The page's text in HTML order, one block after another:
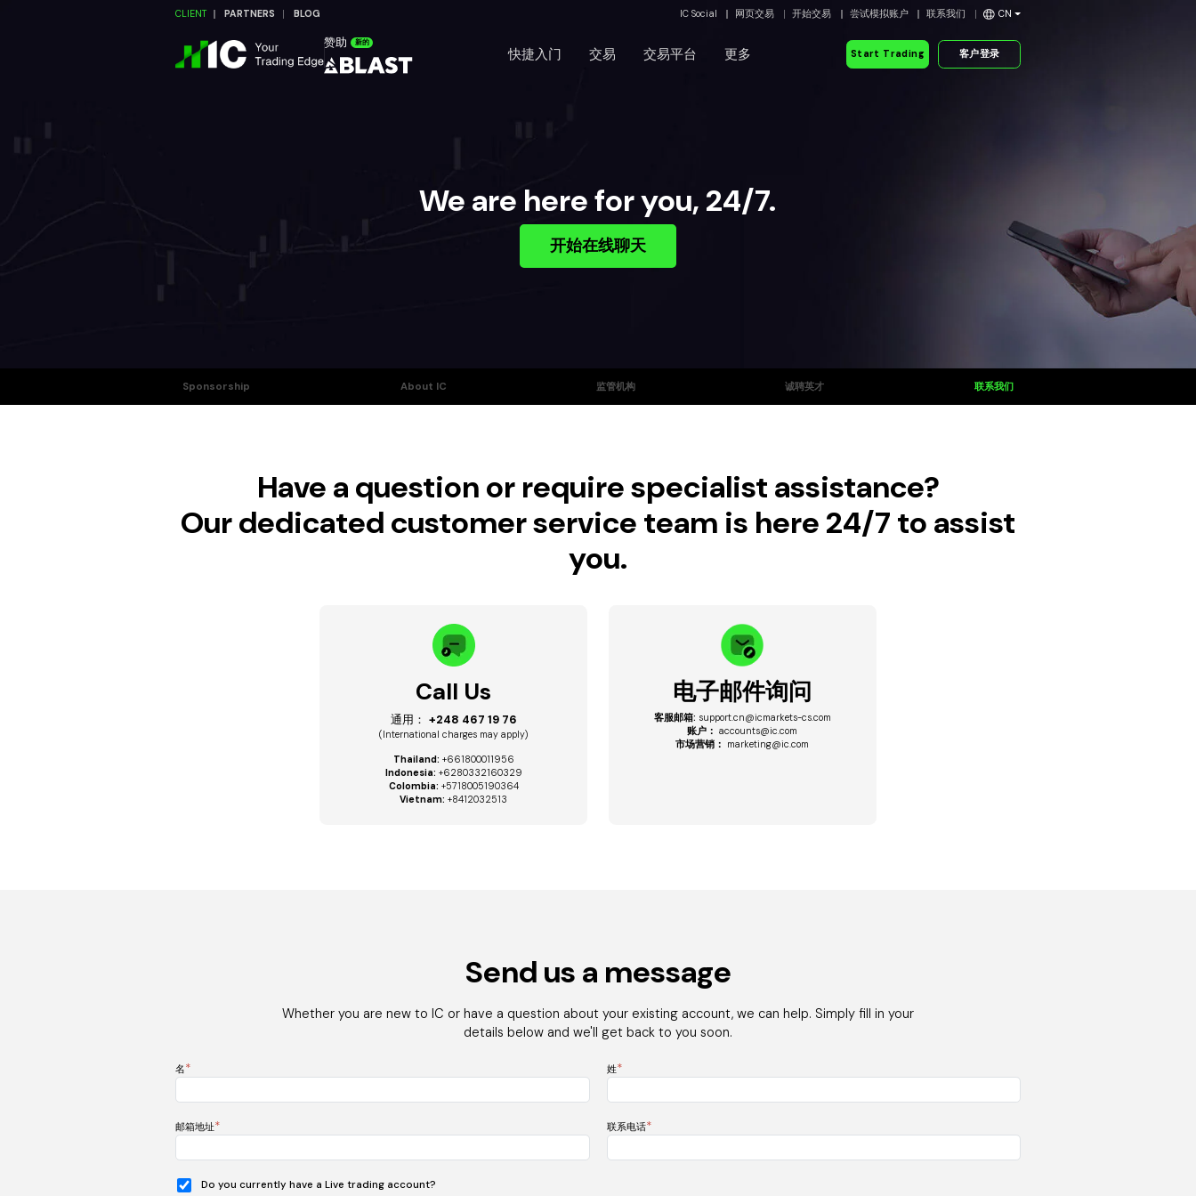
CLIENT PARTNERS BLOG IC Social 网页交易 开始交易 尝试模拟账户 联系我们 CN
赞助 新的
快捷入门 交易 交易平台 更多 Start Trading 客户登录
We are here for you, 24/7.
开始在线聊天
Sponsorship About IC 监管机构 诚聘英才 联系我们
Have a question or require specialist assistance?
Our dedicated customer service team is here 24/7 to assist
you.
Call Us
通用： +248 467 19 76
(International charges may apply)
Thailand: +661800011956
Indonesia: +6280332160329
Colombia: +5718005190364
Vietnam: +8412032513
电子邮件询问
客服邮箱: support.cn@icmarkets-cs.com
账户： accounts@ic.com
市场营销：
marketing@ic.com
Send us a message
Whether you are new to IC or have a question about your existing account, we can help. Simply fill in your
details below and we'll get back to you soon.
名* 姓*
邮箱地址* 联系电话*
Do you currently have a Live trading account?